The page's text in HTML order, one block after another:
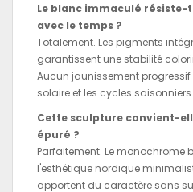
Le blanc immaculé
avec le temps ?
Totalement. Les pigments
garantissent une stabilité
Aucun jaunissement
solaire et les cycles saisonniers
Cette sculpture convient-
épuré ?
Parfaitement. Le monochrome
l'esthétique nordique
apportent du caractère sans